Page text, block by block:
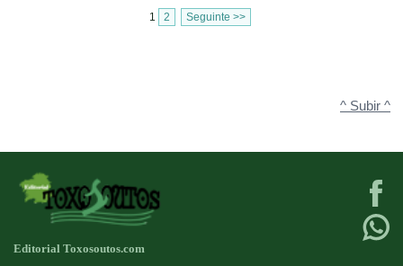
1 2 Seguinte >>
^ Subir ^
Editorial Toxosoutos.com